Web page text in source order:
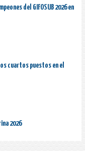
del GIFOSUB 2026 en
cuartos puestos en el
2026